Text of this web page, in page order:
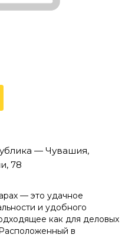
— Чувашия,
78
— это удачное
и удобного
как для деловых
в